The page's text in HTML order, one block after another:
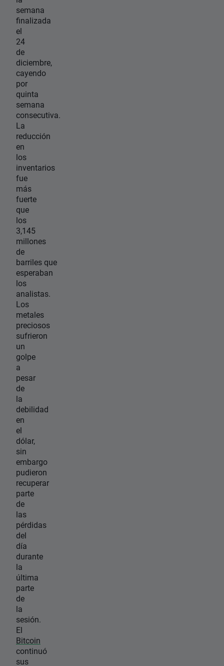
semana
finalizada
el
24
de
diciembre,
cayendo
por
quinta
semana
consecutiva.
La
reducción
en
los
inventarios
fue
más
fuerte
que
los
3,145
millones
de
barriles que
esperaban
los
analistas.
Los
metales
preciosos
sufrieron
un
golpe
a
pesar
de
la
debilidad
en
el
dólar,
sin
embargo
pudieron
recuperar
parte
de
las
pérdidas
del
día
durante
la
última
parte
de
la
sesión.
El
Bitcoin
continuó
sus